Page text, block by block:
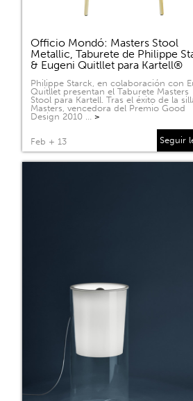
Officio Mondó: Masters Stool
Metallic, Taburete de Philippe
& Eugeni Quitllet para Kartell®
Philippe Starck, en colaboración con
Quitllet presentan el Taburete Masters
Stool para Kartell. Tras el éxito de la
Masters, vencedora del Premio Good
Design 2010 … >
Feb + 13 Seguir